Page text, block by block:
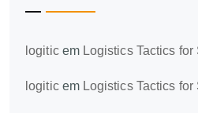
logiticem Logistics Tactics
logiticem Logistics Tactics